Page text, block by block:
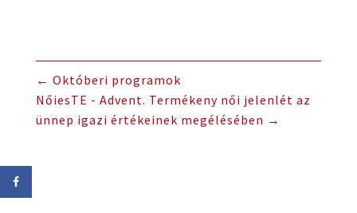
← Októberi programok
NőiesTE - Advent. Termékeny női jelenlét az
ünnep igazi értékeinek megélésében →